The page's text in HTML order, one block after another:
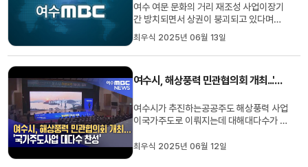
여수 여문 문화의 거리 재조성 사업이장기
간 방치되면서 상권이 붕괴되고 있다며여
수시가 적극 행정에 나서야 한다는지적이
제기됐습니다.여수시의회 이미경 의원은
최근 임시회 시정 질문을 통해여문 문화의
이후 10년 넘게 중단됐고 현재 시설물도
최우식 2025년 06월 13일
여수시, 해상풍력 민관협의회 개최...'국가주도사업 대다수 찬성' 대다수 찬성”
여수시가 추진하는공공주도 해상풍력 사업
이국가주도로 이뤄지는데 대해대다수가 찬
근, 해상풍력 민관협의회를 개최해특별법
최우식 2025년 06월 12일